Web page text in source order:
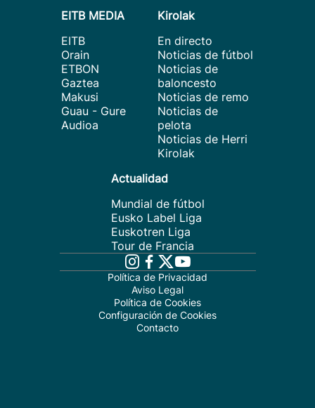
EITB MEDIA
EITB
Orain
ETBON
Gaztea
Makusi
Guau - Gure
Audioa
Kirolak
En directo
Noticias de fútbol
Noticias de
baloncesto
Noticias de remo
Noticias de
pelota
Noticias de Herri
Kirolak
Actualidad
Mundial de fútbol
Eusko Label Liga
Euskotren Liga
Tour de Francia
Política de Privacidad
Aviso Legal
Política de Cookies
Configuración de Cookies
Contacto